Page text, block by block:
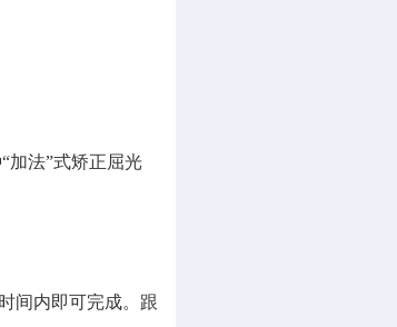
法”式矫正屈光
间内即可完成。跟